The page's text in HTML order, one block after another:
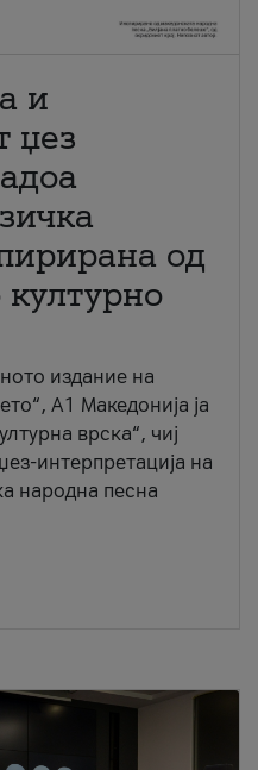
и
џез
од
издание на
А1 Македонија ја
врска“, чиј
интерпретација на
народна песна